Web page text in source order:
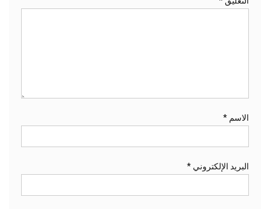
الاسم *
البريد الإلكتروني *